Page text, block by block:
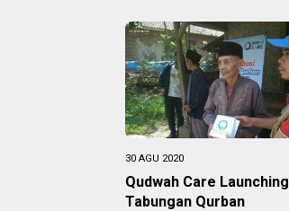
30 AGU 2020
Qudwah Care Launching
Tabungan Qurban